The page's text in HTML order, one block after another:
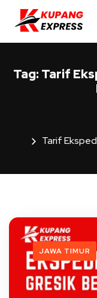
Tag: Tarif
Tarif
JAWA TIMUR